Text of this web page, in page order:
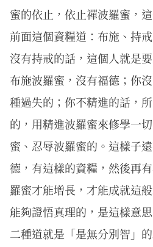
蜜的依止，依止禪波羅蜜，
前面這個資糧道：布施、持
沒有持戒的話，這個人就是
布施波羅蜜，沒有福德；你
種過失的；你不精進的話，
的，用精進波羅蜜來修學一
蜜、忍辱波羅蜜的。這樣子
德，有這樣的資糧，然後再
羅蜜才能增長，才能成就這
能夠證悟真理的，是這樣意
二種道就是「是無分別智」